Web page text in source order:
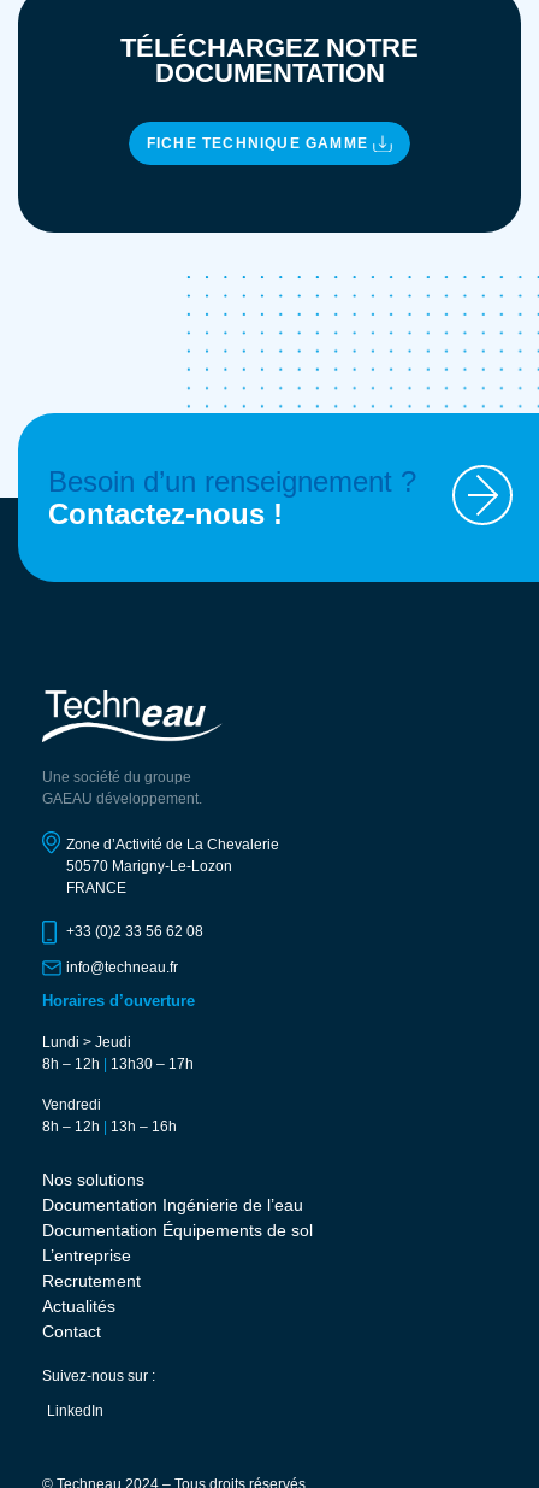
TÉLÉCHARGEZ NOTRE
DOCUMENTATION
FICHE TECHNIQUE GAMME
Besoin d’un renseignement ?
Contactez-nous !
Une société du groupe
GAEAU développement.
Zone d’Activité de La Chevalerie
50570 Marigny-Le-Lozon
FRANCE
+33 (0)2 33 56 62 08
info@techneau.fr
Horaires d’ouverture
Lundi > Jeudi
8h – 12h
13h30 – 17h
Vendredi
8h – 12h
13h – 16h
Nos solutions
Documentation Ingénierie de l’eau
Documentation Équipements de sol
L’entreprise
Recrutement
Actualités
Contact
Suivez-nous sur :
LinkedIn